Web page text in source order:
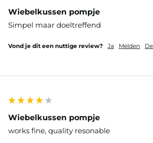
Wiebelkussen pompje
Simpel maar doeltreffend
Vond je dit een nuttige review? Ja Melden
Wiebelkussen pompje
works fine, quality resonable